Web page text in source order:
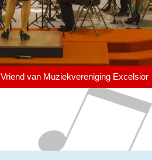
Vriend van Muziekvereniging Excelsior